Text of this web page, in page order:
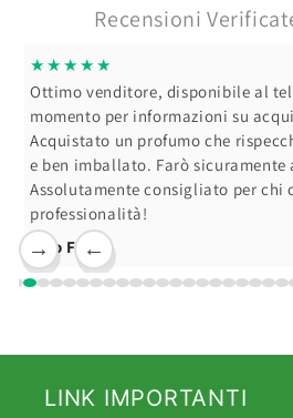
Recensioni
←
→
★★★★★
Ottimo venditore, disponibile al
momento per informazioni su
Acquistato un profumo che
e ben imballato. Farò
Assolutamente consigliato per chi
professionalità!
Ciro F.
LINK IMPORTANTI